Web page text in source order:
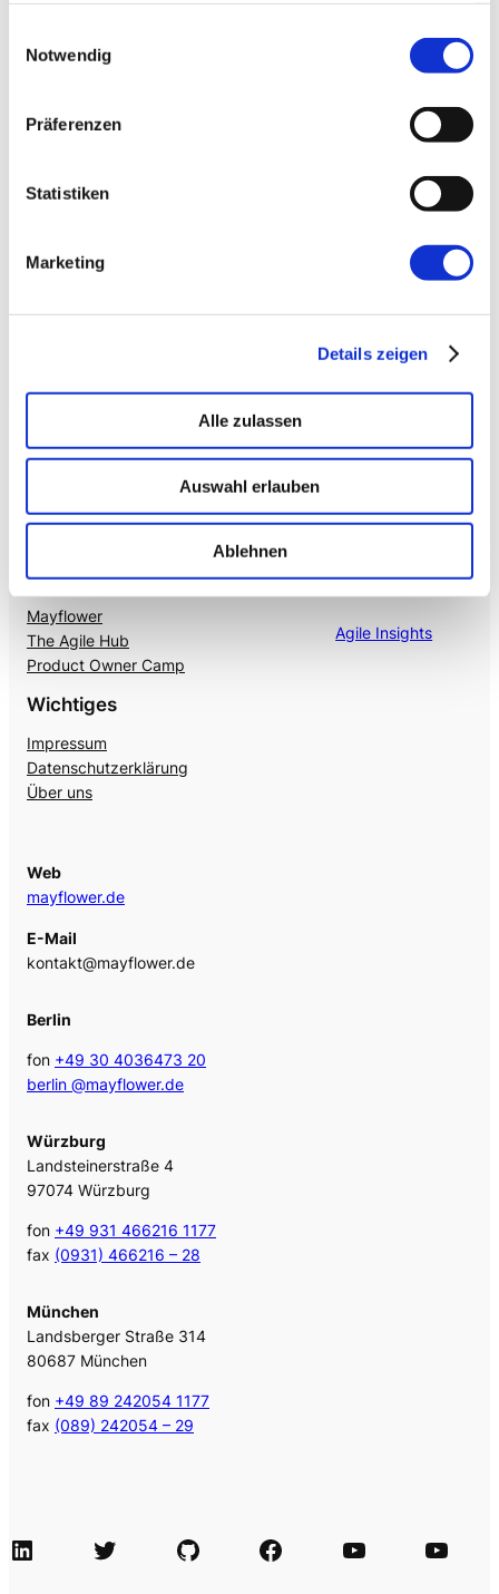
Notwendig
Präferenzen
Statistiken
Marketing
Details zeigen
Alle zulassen
Auswahl erlauben
Ablehnen
Amicable
Enterprise VoiceAI
Mehr von uns
Mayflower
The Agile Hub
Product Owner Camp
Nützliches
Agile Insights
Wichtiges
Impressum
Datenschutzerklärung
Über uns
Web
mayflower.de
E-Mail
kontakt@mayflower.de
Berlin
fon +49 30 4036473 20
berlin @mayflower.de
Würzburg
Landsteinerstraße 4
97074 Würzburg
fon +49 931 466216 1177
fax (0931) 466216 – 28
München
Landsberger Straße 314
80687 München
fon +49 89 242054 1177
fax (089) 242054 – 29
LinkedIn Twitter GitHub Facebook Agile Videos Tech-Videos